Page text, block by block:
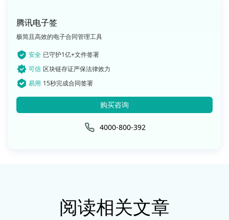
腾讯电子签
极简且高效的电子合同管理工具
安全 已守护1亿+文件签署
可信 区块链存证严保法律效力
易用 15秒完成合同签署
购买咨询
4000-800-392
阅读相关文章